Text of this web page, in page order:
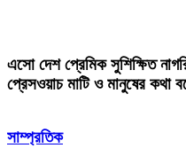
এসো দেশ প্রেমিক সুশিক্ষিত
প্রেসওয়াচ মাটি ও মানুষের কথা
সাম্প্রতিক